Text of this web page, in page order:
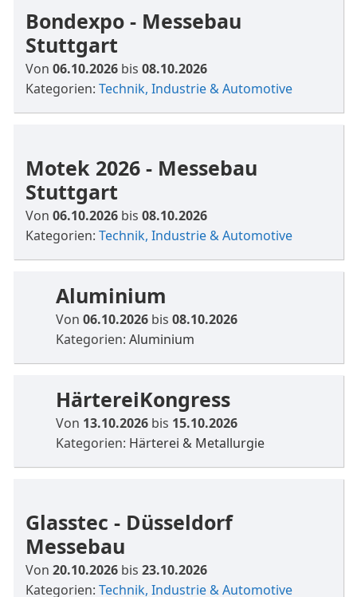
Bondexpo - Messebau
Stuttgart
Von06.10.2026 bis08.10.2026
Kategorien:Technik, Industrie & Automotive
Motek 2026 - Messebau
Stuttgart
Von06.10.2026 bis08.10.2026
Kategorien:Technik, Industrie & Automotive
Aluminium
Von06.10.2026 bis08.10.2026
Kategorien:Aluminium
HärtereiKongress
Von 13.10.2026 bis 15.10.2026
Kategorien: Härterei & Metallurgie
Glasstec - Düsseldorf
Messebau
Von20.10.2026 bis23.10.2026
Kategorien:Technik, Industrie & Automotive